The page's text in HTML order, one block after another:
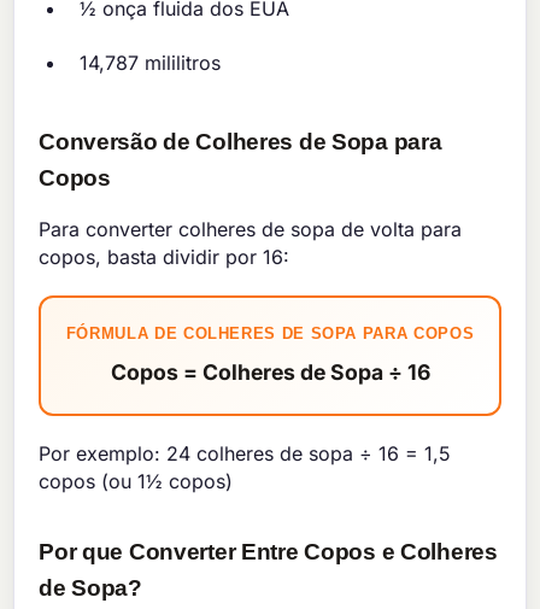
½ onça fluida dos EUA
14,787 mililitros
Conversão de Colheres de Sopa para
Copos
Para converter colheres de sopa de volta para
copos, basta dividir por 16:
FÓRMULA DE COLHERES DE SOPA PARA COPOS
Copos = Colheres de Sopa ÷ 16
Por exemplo: 24 colheres de sopa ÷ 16 = 1,5
copos (ou 1½ copos)
Por que Converter Entre Copos e Colheres
de Sopa?